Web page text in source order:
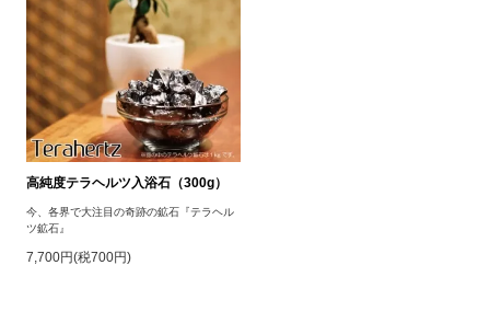
高純度テラヘルツ入浴石（300g）
今、各界で大注目の奇跡の鉱石『テラヘル
ツ鉱石』
7,700円(税700円)